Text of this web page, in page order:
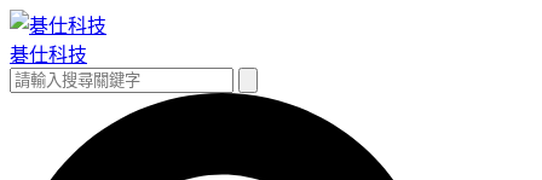
跳
至
主
碁仕科技
搜